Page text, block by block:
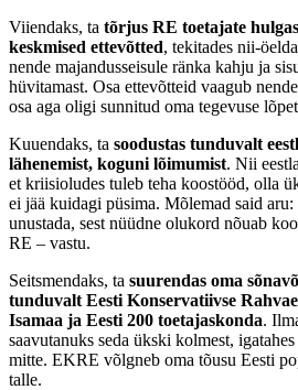
Viiendaks, ta tõrjus RE toetajate
keskmised ettevõtted, tekitades nii-
nende majandusseisule ränka kahju ja
hüvitamast. Osa ettevõtteid vaagub
osa aga oligi sunnitud oma tegevuse
Kuuendaks, ta soodustas tunduvalt
lähenemist, koguni lõimumist. Nii
et kriisioludes tuleb teha koostööd, olla
ei jää kuidagi püsima. Mõlemad said
unustada, sest nüüdne olukord nõuab
RE – vastu.
Seitsmendaks, ta suurendas oma
tunduvalt Eesti Konservatiivse
Isamaa ja Eesti 200 toetajaskonda.
saavutanuks seda ükski kolmest,
mitte. EKRE võlgneb oma tõusu Eesti
talle.